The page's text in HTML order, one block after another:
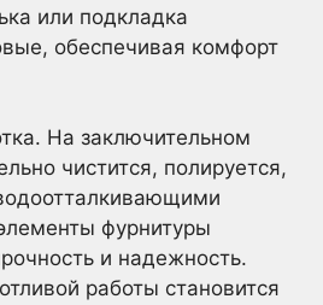
или подкладка
обеспечивая комфорт
На заключительном
чистится, полируется,
фурнитуры
и надежность.
работы становится